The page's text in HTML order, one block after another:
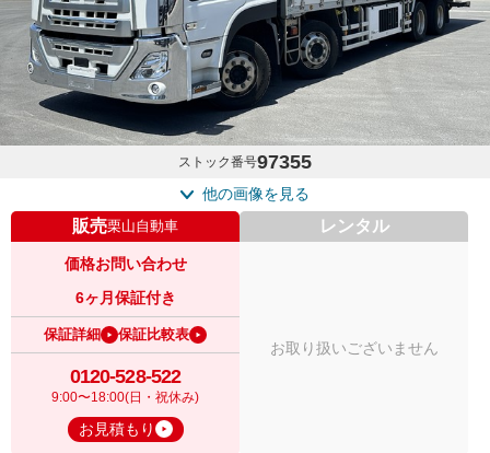
ストック番号97355
他の画像を見る
販売栗山自動車
価格お問い合わせ
6ヶ月保証付き
保証詳細 保証比較表
0120-528-522
9:00〜18:00(日・祝休み)
お見積もり
レンタル
お取り扱いございません